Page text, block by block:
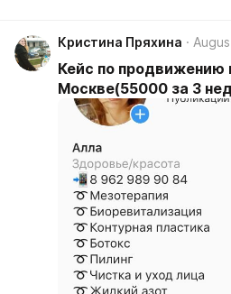
Кристина Пряхина
Кейс по продвижению
Москве(55000 за 3